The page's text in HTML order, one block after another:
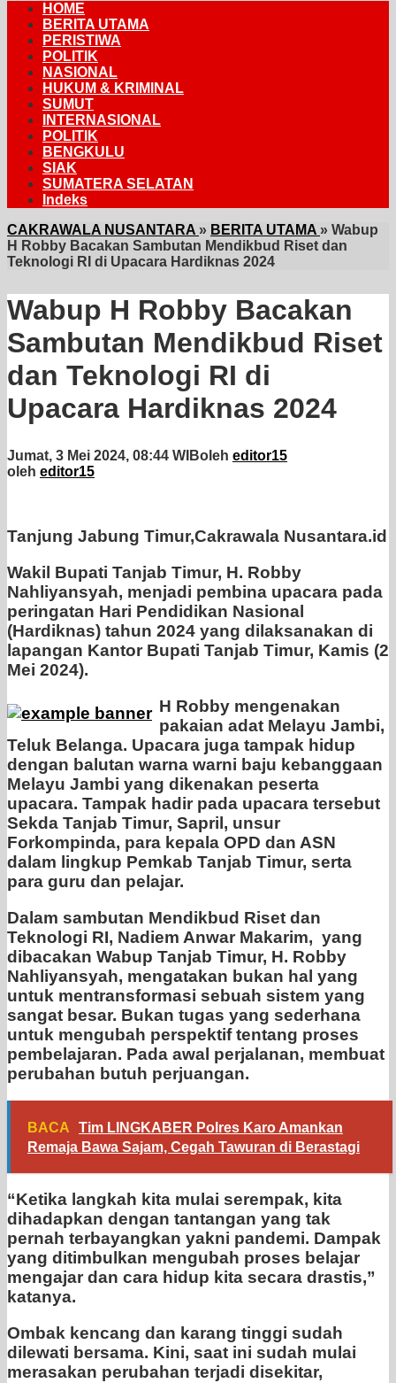
HOME
BERITA UTAMA
PERISTIWA
POLITIK
NASIONAL
HUKUM & KRIMINAL
SUMUT
INTERNASIONAL
POLITIK
BENGKULU
SIAK
SUMATERA SELATAN
Indeks
CAKRAWALA NUSANTARA » BERITA UTAMA » Wabup
H Robby Bacakan Sambutan Mendikbud Riset dan
Teknologi RI di Upacara Hardiknas 2024
Wabup H Robby Bacakan
Sambutan Mendikbud Riset
dan Teknologi RI di
Upacara Hardiknas 2024
Jumat, 3 Mei 2024, 08:44 WIBoleh editor15
oleh editor15
Tanjung Jabung Timur,Cakrawala Nusantara.id
Wakil Bupati Tanjab Timur, H. Robby
Nahliyansyah, menjadi pembina upacara pada
peringatan Hari Pendidikan Nasional
(Hardiknas) tahun 2024 yang dilaksanakan di
lapangan Kantor Bupati Tanjab Timur, Kamis (2
Mei 2024).
H Robby mengenakan
pakaian adat Melayu Jambi,
Teluk Belanga. Upacara juga tampak hidup
dengan balutan warna warni baju kebanggaan
Melayu Jambi yang dikenakan peserta
upacara. Tampak hadir pada upacara tersebut
Sekda Tanjab Timur, Sapril, unsur
Forkompinda, para kepala OPD dan ASN
dalam lingkup Pemkab Tanjab Timur, serta
para guru dan pelajar.
Dalam sambutan Mendikbud Riset dan
Teknologi RI, Nadiem Anwar Makarim, yang
dibacakan Wabup Tanjab Timur, H. Robby
Nahliyansyah, mengatakan bukan hal yang
untuk mentransformasi sebuah sistem yang
sangat besar. Bukan tugas yang sederhana
untuk mengubah perspektif tentang proses
pembelajaran. Pada awal perjalanan, membuat
perubahan butuh perjuangan.
BACA
Tim LINGKABER Polres Karo Amankan
Remaja Bawa Sajam, Cegah Tawuran di Berastagi
“Ketika langkah kita mulai serempak, kita
dihadapkan dengan tantangan yang tak
pernah terbayangkan yakni pandemi. Dampak
yang ditimbulkan mengubah proses belajar
mengajar dan cara hidup kita secara drastis,”
katanya.
Ombak kencang dan karang tinggi sudah
dilewati bersama. Kini, saat ini sudah mulai
merasakan perubahan terjadi disekitar,